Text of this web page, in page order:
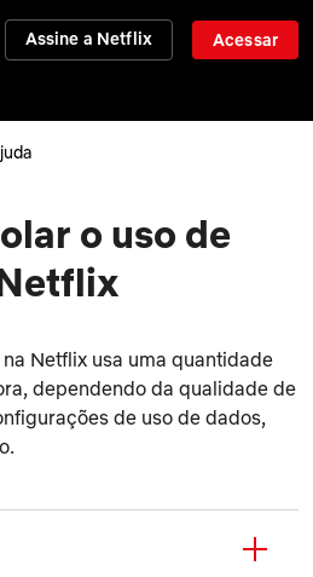
Assine a Netflix Acessar
o uso de
Netflix usa uma quantidade
dependendo da qualidade de
de uso de dados,